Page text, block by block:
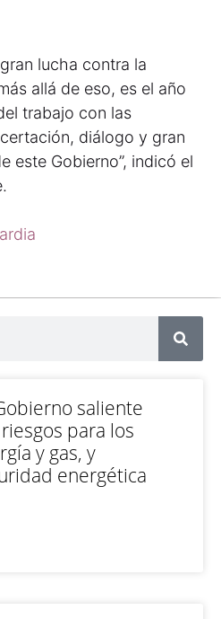
lucha contra la
allá de eso, es el año
trabajo con las
diálogo y gran
este Gobierno”, indicó el
saliente
para los
y gas, y
energética